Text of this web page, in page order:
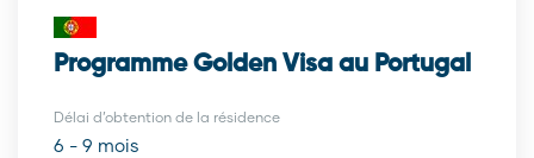
Programme Golden Visa au Portugal
Délai d’obtention de la résidence
6 - 9 mois